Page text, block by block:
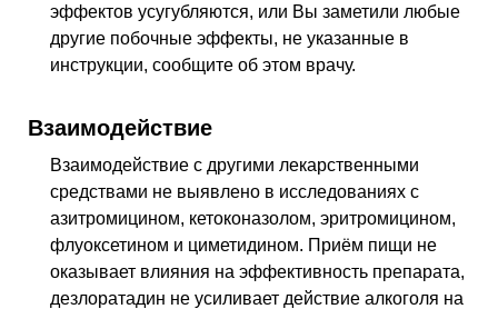
эффектов усугубляются, или Вы заметили любые
другие побочные эффекты, не указанные в
инструкции, сообщите об этом врачу.
Взаимодействие
Взаимодействие с другими лекарственными
средствами не выявлено в исследованиях с
азитромицином, кетоконазолом, эритромицином,
флуоксетином и циметидином. Приём пищи не
оказывает влияния на эффективность препарата,
дезлоратадин не усиливает действие алкоголя на